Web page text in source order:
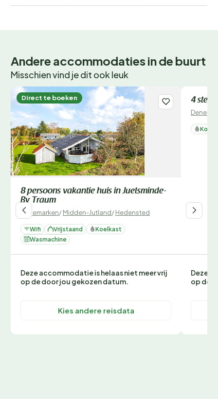
Andere accommodaties in de buurt
Misschien vind je dit ook leuk
Direct te boeken
8 persoons vakantie huis in Juelsminde-
By Traum
Denemarken/Midden-Jutland/Hedensted
Wifi Vrijstaand
Koelkast
Wasmachine
Deze accommodatie is helaas niet meer vrij
op de door jou gekozen datum.
Kies andere reisdata
Direct
4
Deze
op de